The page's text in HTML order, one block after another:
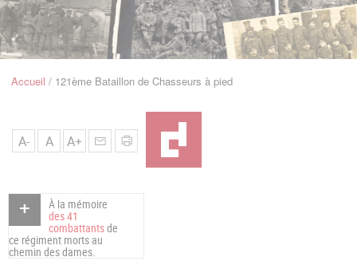
Navigation
FilAccueil 121ème Bataillon de Chasseurs à pied
A- A A+
À la mémoire
des 41
combattantsde
ce régiment morts au
chemin des dames.